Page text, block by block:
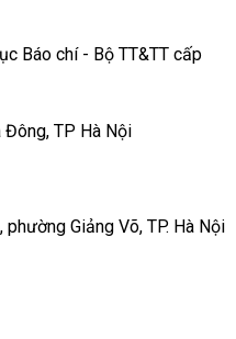
Báo chí - Bộ TT&TT cấp
Đông, TP Hà Nội
Giảng Võ, TP. Hà Nội